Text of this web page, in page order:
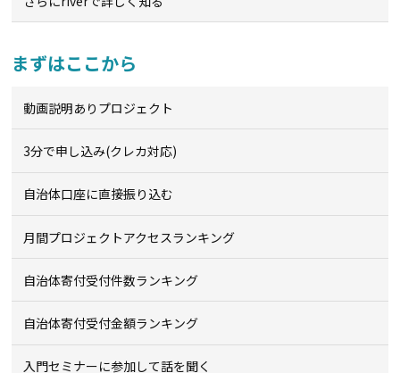
まずはここから
動画説明ありプロジェクト
3分で申し込み(クレカ対応)
自治体口座に直接振り込む
月間プロジェクトアクセスランキング
自治体寄付受付件数ランキング
自治体寄付受付金額ランキング
入門セミナーに参加して話を聞く